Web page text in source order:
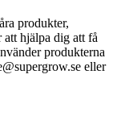
produkter,
hjälpa dig att få
produkterna
eller